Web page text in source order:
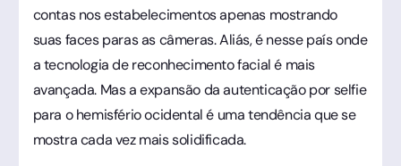
contas nos estabelecimentos apenas mostrando
suas faces paras as câmeras. Aliás, é nesse país onde
a tecnologia de reconhecimento facial é mais
avançada. Mas a expansão da autenticação por selfie
para o hemisfério ocidental é uma tendência que se
mostra cada vez mais solidificada.